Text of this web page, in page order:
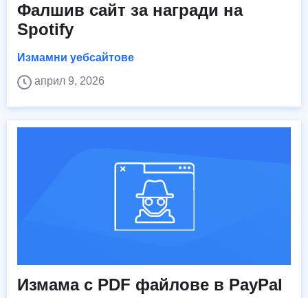
Фалшив сайт за награди на
Spotify
Измамни уебсайтове
април 9, 2026
Измама с PDF файлове в PayPal